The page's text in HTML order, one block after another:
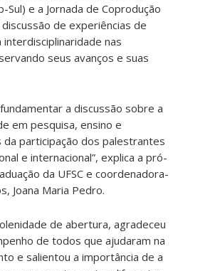
Sul) e a Jornada de Coprodução
de experiências de
nas
seus avanços e suas
a discussão sobre a
em pesquisa, ensino e
participação dos palestrantes
e internacional”, explica a pró-
da UFSC e coordenadora-
Joana Maria Pedro.
de abertura, agradeceu
de todos que ajudaram na
e salientou a importância de a